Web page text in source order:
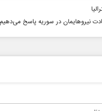
نیروهایمان در سوریه پاسخ